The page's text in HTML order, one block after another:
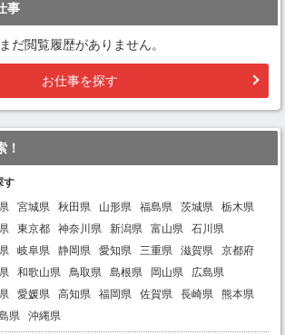
事
まだ閲覧履歴がありません。
お仕事を探す
！
す
宮城県 秋田県 山形県 福島県 茨城県
栃木県
東京都 神奈川県 新潟県 富山県
石川県
岐阜県 静岡県 愛知県 三重県 滋賀県
京都府
和歌山県 鳥取県 島根県 岡山県
広島県
愛媛県 高知県 福岡県 佐賀県 長崎県
熊本県
県 沖縄県